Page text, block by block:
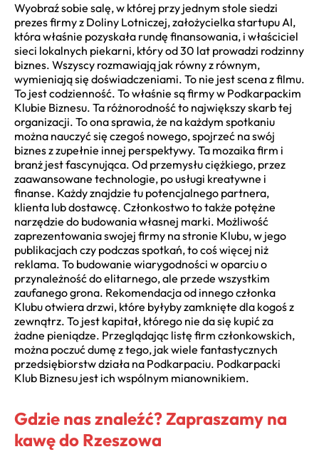
Wyobraź sobie salę, w której przy jednym stole siedzi
prezes firmy z Doliny Lotniczej, założycielka startupu AI,
która właśnie pozyskała rundę finansowania, i właściciel
sieci lokalnych piekarni, który od 30 lat prowadzi rodzinny
biznes. Wszyscy rozmawiają jak równy z równym,
wymieniają się doświadczeniami. To nie jest scena z filmu.
To jest codzienność. To właśnie są firmy w Podkarpackim
Klubie Biznesu. Ta różnorodność to największy skarb tej
organizacji. To ona sprawia, że na każdym spotkaniu
można nauczyć się czegoś nowego, spojrzeć na swój
biznes z zupełnie innej perspektywy. Ta mozaika firm i
branż jest fascynująca. Od przemysłu ciężkiego, przez
zaawansowane technologie, po usługi kreatywne i
finanse. Każdy znajdzie tu potencjalnego partnera,
klienta lub dostawcę. Członkostwo to także potężne
narzędzie do budowania własnej marki. Możliwość
zaprezentowania swojej firmy na stronie Klubu, w jego
publikacjach czy podczas spotkań, to coś więcej niż
reklama. To budowanie wiarygodności w oparciu o
przynależność do elitarnego, ale przede wszystkim
zaufanego grona. Rekomendacja od innego członka
Klubu otwiera drzwi, które byłyby zamknięte dla kogoś z
zewnątrz. To jest kapitał, którego nie da się kupić za
żadne pieniądze. Przeglądając listę firm członkowskich,
można poczuć dumę z tego, jak wiele fantastycznych
przedsiębiorstw działa na Podkarpaciu. Podkarpacki
Klub Biznesu jest ich wspólnym mianownikiem.
Gdzie nas znaleźć? Zapraszamy na
kawę do Rzeszowa